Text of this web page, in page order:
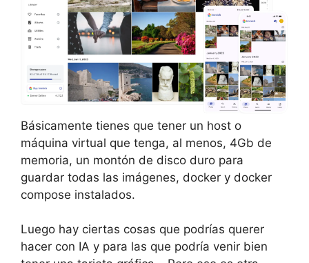
Básicamente tienes que tener un host o
máquina virtual que tenga, al menos, 4Gb de
memoria, un montón de disco duro para
guardar todas las imágenes, docker y docker
compose instalados.
Luego hay ciertas cosas que podrías querer
hacer con IA y para las que podría venir bien